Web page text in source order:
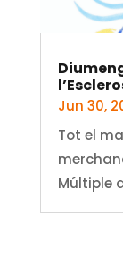
Jun 30,
Tot el
Múltiple